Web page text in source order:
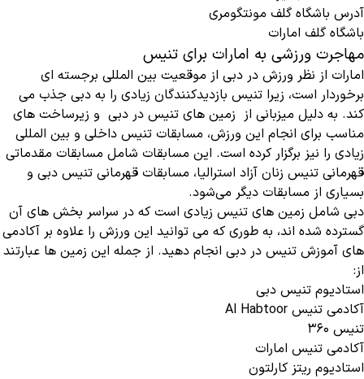
آدرس باشگاه گلف مونتگومری
باشگاه گلف امارات
مهاجرت ورزشی به امارات برای تنیس
امارات از نظر ورزش در دبی از موقعیت بین المللی برجسته ای
برخوردار است، زیرا تنیس بازدیدکنندگان زیادی را به دبی جذب می
کند. به دلیل میزبانی از زمین های تنیس در دبی و زیرساخت های
مناسب برای انجام این ورزش، مسابقات تنیس داخلی و بین المللی
زیادی را نیز برگزار کرده است. این مسابقات شامل مسابقات مقدماتی
قهرمانی تنیس زنان آزاد استرالیا، مسابقات قهرمانی تنیس دبی و
بسیاری از مسابقات دیگر می‌شود.
دبی شامل زمین‌ های تنیس زیادی است که در سراسر بخش ‌های آن
گسترده شده ‌اند، به طوری که می‌ توانید این ورزش را علاوه بر آکادمی
‌های آموزش تنیس در دبی انجام دهید. از جمله این زمین ها عبارتند
از:
استادیوم تنیس دبی
آکادمی تنیس Al Habtoor
تنیس 360
آکادمی تنیس امارات
استادیوم ریتز کارلتون